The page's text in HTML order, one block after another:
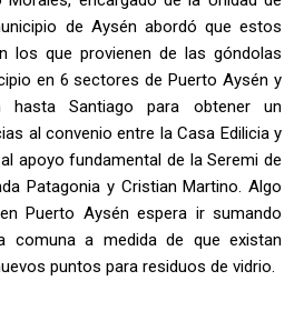
de Aysén abordó que estos
los que provienen de las góndolas
en 6 sectores de Puerto Aysén y
hasta Santiago para obtener un
al convenio entre la Casa Edilicia y
apoyo fundamental de la Seremi de
Patagonia y Cristian Martino. Algo
Puerto Aysén espera ir sumando
comuna a medida de que existan
puntos para residuos de vidrio.